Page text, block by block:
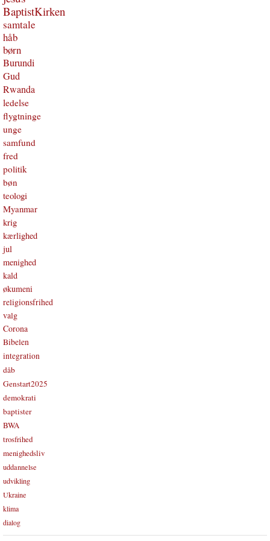
BaptistKirken
samtale
håb
børn
Burundi
Gud
Rwanda
ledelse
flygtninge
unge
samfund
fred
politik
bøn
teologi
Myanmar
krig
kærlighed
jul
menighed
kald
økumeni
religionsfrihed
valg
Corona
Bibelen
integration
dåb
Genstart2025
demokrati
baptister
BWA
trosfrihed
menighedsliv
uddannelse
udvikling
Ukraine
klima
dialog